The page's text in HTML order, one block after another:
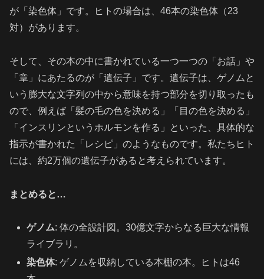
が「染色体」です。ヒトの場合は、46本の染色体（23
対）があります。
そして、その本の中に書かれている一つ一つの「お話」や
「章」にあたるのが「遺伝子」です。遺伝子は、ゲノムと
いう膨大な文字列の中から意味を持つ部分を切り取ったも
ので、例えば「髪の毛の色を決める」「目の色を決める」
「インスリンというホルモンを作る」といった、具体的な
指示が書かれた「レシピ」のようなものです。私たちヒト
には、約2万個の遺伝子があると考えられています。
まとめると…
ゲノム: 体の全設計図。30億文字からなる巨大な情報
ライブラリ。
染色体: ゲノムを収納している本棚の本。ヒトは46